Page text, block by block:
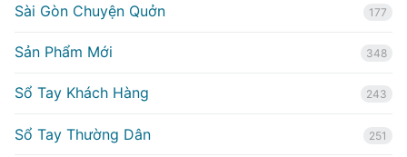
Sài Gòn Chuyện Quởn 177
Sản Phẩm Mới 348
Sổ Tay Khách Hàng 243
Sổ Tay Thường Dân 251